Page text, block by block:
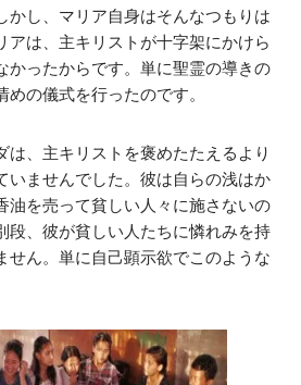
かし、マリア自身はそんなつもりは
アは、主キリストが十字架にかけら
かったからです。単に聖霊の導きの
めの儀式を行ったのです。
は、主キリストを褒めたたえるより
いませんでした。彼は自らの浅はか
油を売って貧しい人々に施さないの
段、彼が貧しい人たちに憐れみを持
せん。単に自己顕示欲でこのような